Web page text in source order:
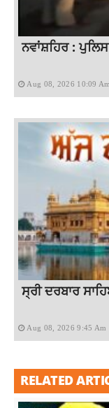
ਨਵਾਂਸ਼ਹਿਰ :
Aug 08, 2026 10:09 Am
ਸ੍ਰੀ ਦਰਬਾਰ
Aug 08, 2026 9:45 Am
RELATED